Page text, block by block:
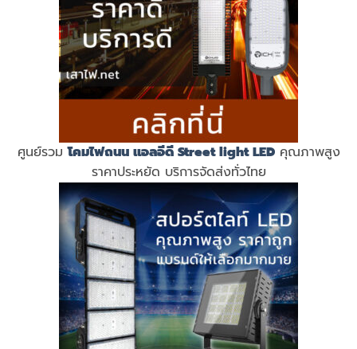
ศูนย์รวมโคมไฟถนน แอลอีดี Street light LEDคุณภาพสูง
ราคาประหยัด บริการจัดส่งทั่วไทย